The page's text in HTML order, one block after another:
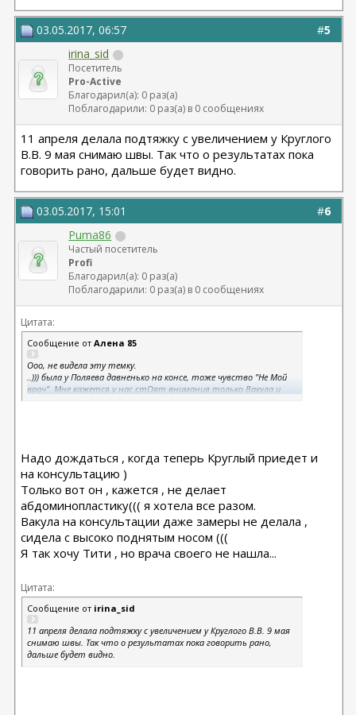
#5
03.05.2017, 06:57
irina_sid
Посетитель
Pro-Active
Благодарил(а): 0 раз(а)
Поблагодарили: 0 раз(а) в 0 сообщениях
11 апреля делала подтяжку с увеличением у Круглого
В.В. 9 мая снимаю швы. Так что о результатах пока
говорить рано, дальше будет видно.
#6
03.05.2017, 15:01
Puma86
Частый посетитель
Profi
Благодарил(а): 0 раз(а)
Поблагодарили: 0 раз(а) в 0 сообщениях
Цитата:
Сообщение отАлена 85
Ооо, не видела эту темку.
..))) была у Поляева давненько на консе, тоже чувство "Не Мой
врач". Мне кажется у нас стОят внимания только Вакула и
договорилась с С.А. на оп. А тут в спорт.зале встретила
девочку, которую оперировал Круглый, мне понравился
результат, теперь к нему хочу сходить...)
Надо дождаться , когда теперь Круглый приедет и
на консультацию )
Только вот он , кажется , не делает
абдоминопластику((( я хотела все разом.
Вакула на консультации даже замеры не делала ,
сидела с высоко поднятым носом (((
Я так хочу Тити , но врача своего не нашла...
Цитата:
Сообщение от irina_sid
11 апреля делала подтяжку с увеличением у Круглого В.В. 9 мая
снимаю швы. Так что о результатах пока говорить рано,
дальше будет видно.